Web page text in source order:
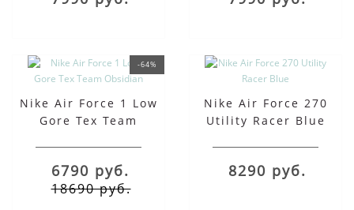
-64%
Nike Air Force 1 Low
Gore Tex Team
6790 руб.
18690 руб.
Nike Air Force 270
Utility Racer Blue
8290 руб.